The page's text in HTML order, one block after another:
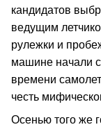
кандидатов
ведущим
рулежки и
машине начали
времени
честь
Осенью того же